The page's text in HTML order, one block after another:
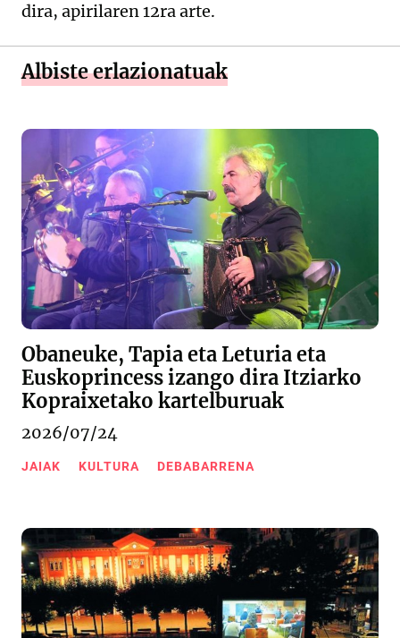
dira, apirilaren 12ra arte.
Albiste erlazionatuak
Obaneuke, Tapia eta Leturia eta
Euskoprincess izango dira Itziarko
Kopraixetako kartelburuak
2026/07/24
JAIAK KULTURA DEBABARRENA